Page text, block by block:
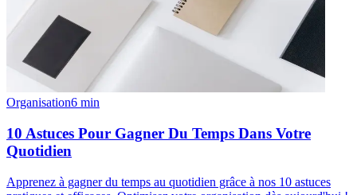
Organisation6 min
10 Astuces Pour Gagner Du Temps Dans Votre
Quotidien
Apprenez à gagner du temps au quotidien grâce à nos 10 astuces